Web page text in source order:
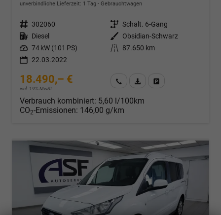
unverbindliche Lieferzeit: 1 Tag Gebrauchtwagen
Fahrzeugnr. 302060 Getriebe Schalt. 6-Gang
Kraftstoff Diesel Außenfarbe
Obsidian-Schwarz
Leistung 74 kW (101 PS) Kilometerstand
87.650 km
22.03.2022
18.490,– €
incl. 19% MwSt.
Wir rufen Sie anFahrzeugexposé (PDF)
Verbrauch kombiniert: 5,60 l/100km
CO2-Emissionen: 146,00 g/km